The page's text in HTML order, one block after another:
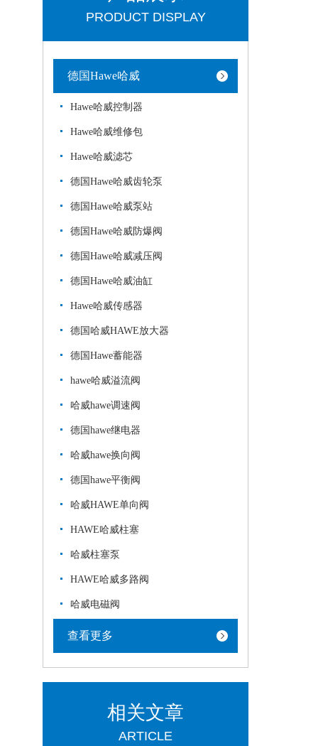
PRODUCT DISPLAY
德国Hawe哈威
Hawe哈威控制器
Hawe哈威维修包
Hawe哈威滤芯
德国Hawe哈威齿轮泵
德国Hawe哈威泵站
德国Hawe哈威防爆阀
德国Hawe哈威减压阀
德国Hawe哈威油缸
Hawe哈威传感器
德国哈威HAWE放大器
德国Hawe蓄能器
hawe哈威溢流阀
哈威hawe调速阀
德国hawe继电器
哈威hawe换向阀
德国hawe平衡阀
哈威HAWE单向阀
HAWE哈威柱塞
哈威柱塞泵
HAWE哈威多路阀
哈威电磁阀
查看更多
相关文章
ARTICLE